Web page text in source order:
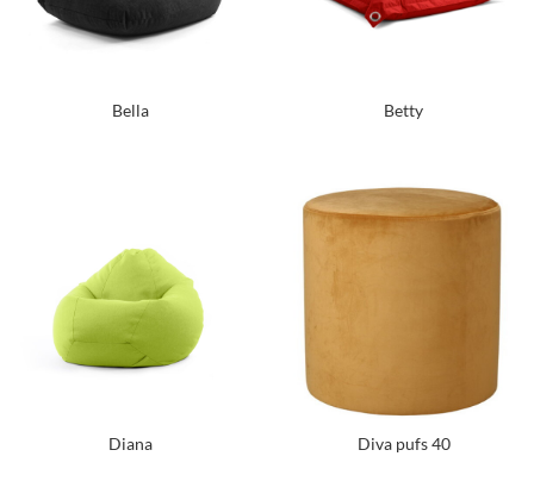
Bella Betty
Diana Diva pufs 40